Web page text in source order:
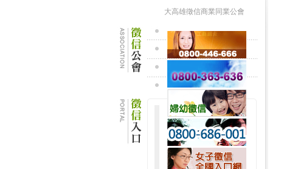
大高雄徵信商業同業公會